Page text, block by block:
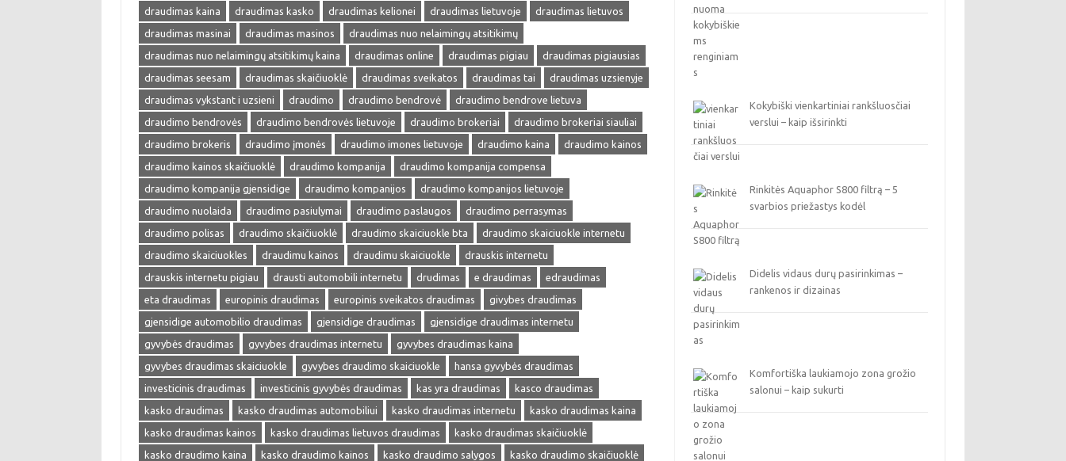
draudimas kaina
draudimas kasko draudimas kelionei draudimas lietuvoje
draudimas lietuvos
draudimas masinai
draudimas masinos
draudimas nuo nelaimingų atsitikimų
draudimas nuo nelaimingų atsitikimų kaina
draudimas online draudimas pigiau
draudimas pigiausias
draudimas seesam
draudimas skaičiuoklė draudimas sveikatos draudimas tai
draudimas uzsienyje
draudimas vykstant i uzsieni
draudimo draudimo bendrovė
draudimo bendrove lietuva
draudimo bendrovės
draudimo bendrovės lietuvoje draudimo brokeriai
draudimo brokeriai siauliai
draudimo brokeris
draudimo įmonės draudimo imones lietuvoje draudimo kaina
draudimo kainos
draudimo kainos skaičiuoklė
draudimo kompanija
draudimo kompanija compensa
draudimo kompanija gjensidige
draudimo kompanijos
draudimo kompanijos lietuvoje
draudimo nuolaida
draudimo pasiulymai draudimo paslaugos
draudimo perrasymas
draudimo polisas
draudimo skaičiuoklė draudimo skaiciuokle bta
draudimo skaiciuokle internetu
draudimo skaiciuokles
draudimu kainos draudimu skaiciuokle
drauskis internetu
drauskis internetu pigiau
drausti automobili internetu drudimas e draudimas
edraudimas
eta draudimas
europinis draudimas europinis sveikatos draudimas
givybes draudimas
gjensidige automobilio draudimas
gjensidige draudimas
gjensidige draudimas internetu
gyvybės draudimas
gyvybes draudimas internetu
gyvybes draudimas kaina
gyvybes draudimas skaiciuokle
gyvybes draudimo skaiciuokle
hansa gyvybės draudimas
investicinis draudimas
investicinis gyvybės draudimas kas yra draudimas
kasco draudimas
kasko draudimas
kasko draudimas automobiliui kasko draudimas internetu
kasko draudimas kaina
kasko draudimas kainos
kasko draudimas lietuvos draudimas
kasko draudimas skaičiuoklė
kasko draudimo kaina
kasko draudimo kainos kasko draudimo salygos
kasko draudimo skaičiuoklė
Kokybiški vienkartiniai rankšluosčiai
verslui – kaip išsirinkti
Rinkitės Aquaphor S800 filtrą – 5
svarbios priežastys kodėl
Didelis vidaus durų pasirinkimas –
rankenos ir dizainas
Komfortiška laukiamojo zona grožio
salonui – kaip sukurti